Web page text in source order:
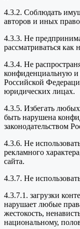
4.3.2. Соблюдать
авторов и иных
4.3.3. Не
рассматриваться
4.3.4. Не
конфиденциальную и
Российской
юридических лицах.
4.3.5. Избегать
быть нарушена
законодательством
4.3.6. Не
рекламного
сайта.
4.3.7. Не
4.3.7.1. загрузки
нарушает любые
жестокость,
национальному,